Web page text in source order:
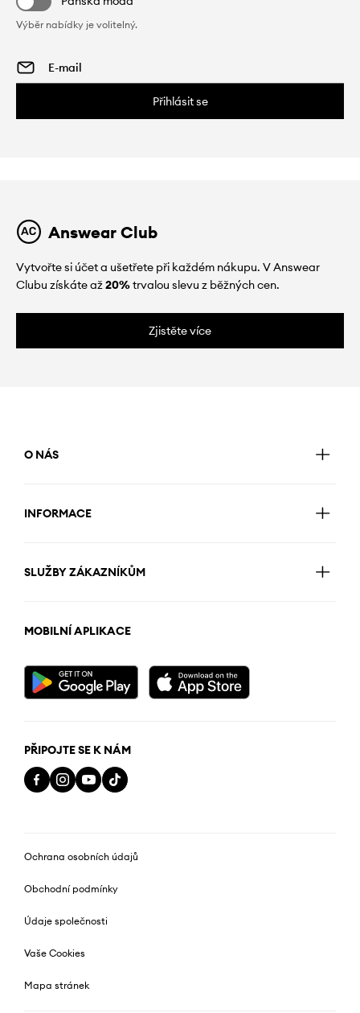
Výběr nabídky je volitelný.
Přihlásit se
Answear Club
Vytvořte si účet a ušetřete při každém nákupu. V Answear
Clubu získáte až20%trvalou slevu z běžných cen.
Zjistěte více
O NÁS
INFORMACE
SLUŽBY ZÁKAZNÍKŮM
MOBILNÍ APLIKACE
PŘIPOJTE SE K NÁM
Ochrana osobních údajů
Obchodní podmínky
Údaje společnosti
Vaše Cookies
Mapa stránek